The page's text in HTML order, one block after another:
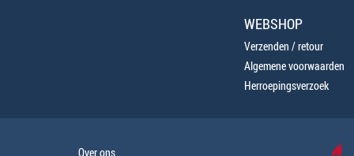
WEBSHOP
Verzenden / retour
Algemene voorwaarden
Herroepingsverzoek
Over ons